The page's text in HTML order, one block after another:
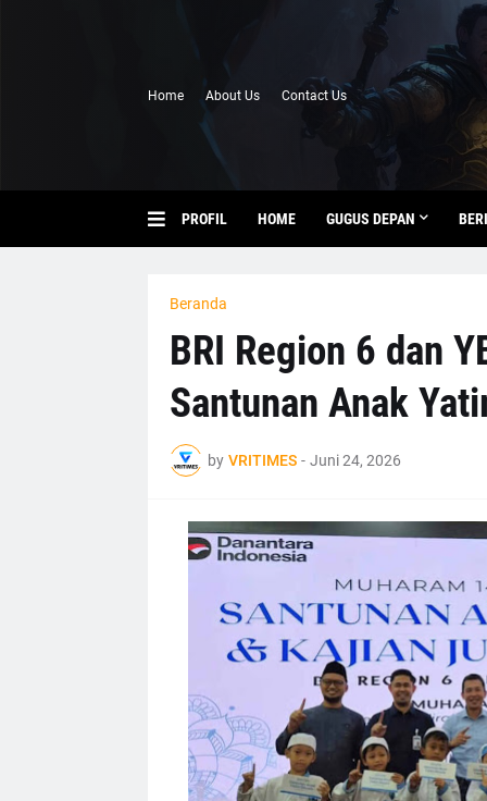
Home About Us Contact Us
PROFIL HOME GUGUS DEPAN
Beranda
BRI Region 6 dan
Santunan Anak
by VRITIMES - Juni 24, 2026